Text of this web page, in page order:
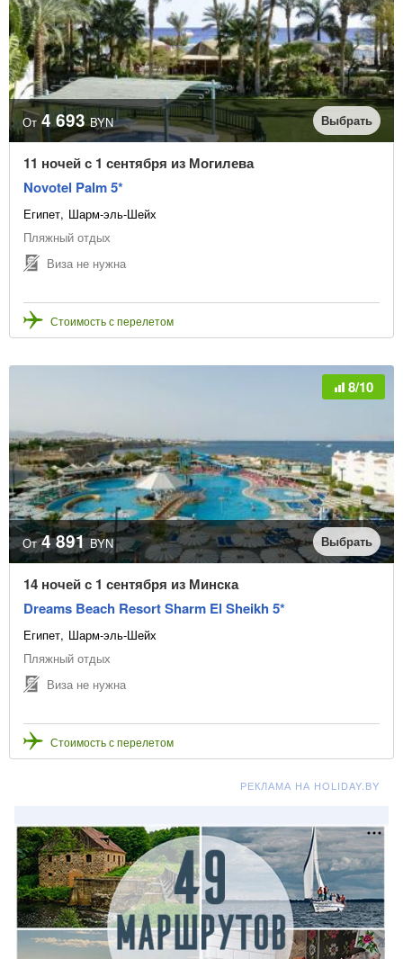
От 4 693 BYN Выбрать
11 ночей с 1 сентября из Могилева
Novotel Palm 5*
Египет Шарм-эль-Шейх
Пляжный отдых
Виза не нужна
Стоимость с перелетом
8/10
От 4 891 BYN Выбрать
14 ночей с 1 сентября из Минска
Dreams Beach Resort Sharm El Sheikh 5*
Египет Шарм-эль-Шейх
Пляжный отдых
Виза не нужна
Стоимость с перелетом
РЕКЛАМА НА HOLIDAY.BY